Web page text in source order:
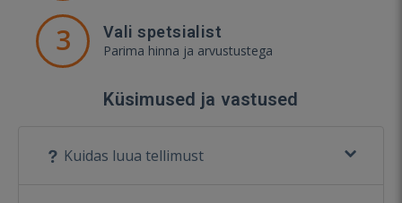
3 Vali spetsialist
Parima hinna ja arvustustega
Küsimused ja vastused
Kuidas luua tellimust